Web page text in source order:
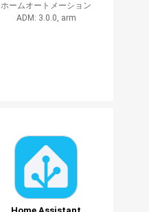
ホームオートメーション
ADM: 3.0.0, arm